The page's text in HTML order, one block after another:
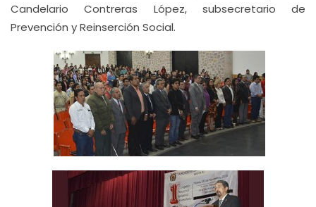
Candelario Contreras López, subsecretario de
Prevención y Reinserción Social.